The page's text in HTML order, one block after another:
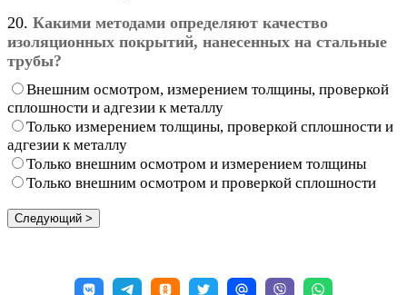
20. Какими методами определяют качество
изоляционных покрытий, нанесенных на стальные
трубы?
Внешним осмотром, измерением толщины, проверкой
сплошности и адгезии к металлу
Только измерением толщины, проверкой сплошности и
адгезии к металлу
Только внешним осмотром и измерением толщины
Только внешним осмотром и проверкой сплошности